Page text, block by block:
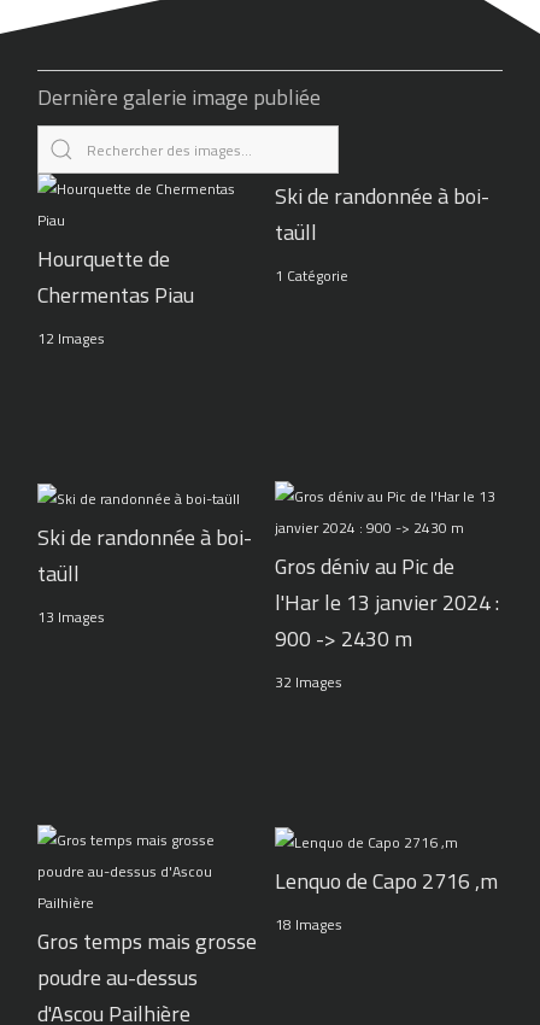
Dernière galerie image publiée
Hourquette de
Chermentas Piau
12 Images
Ski de randonnée à boi-
taüll
1 Catégorie
Ski de randonnée à boi-
taüll
13 Images
Gros déniv au Pic de
l'Har le 13 janvier 2024 :
900 -> 2430 m
32 Images
Gros temps mais grosse
poudre au-dessus
d'Ascou Pailhière
Lenquo de Capo 2716 ,m
18 Images